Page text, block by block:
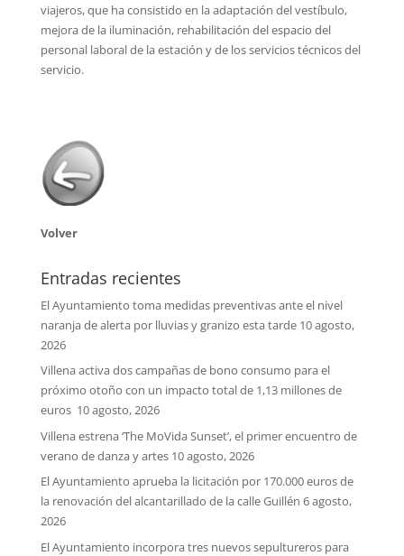
viajeros, que ha consistido en la adaptación del vestíbulo,
mejora de la iluminación, rehabilitación del espacio del
personal laboral de la estación y de los servicios técnicos del
servicio.
Volver
Entradas recientes
El Ayuntamiento toma medidas preventivas ante el nivel
naranja de alerta por lluvias y granizo esta tarde 10 agosto,
2026
Villena activa dos campañas de bono consumo para el
próximo otoño con un impacto total de 1,13 millones de
euros 10 agosto, 2026
Villena estrena ‘The MoVida Sunset’, el primer encuentro de
verano de danza y artes 10 agosto, 2026
El Ayuntamiento aprueba la licitación por 170.000 euros de
la renovación del alcantarillado de la calle Guillén 6 agosto,
2026
El Ayuntamiento incorpora tres nuevos sepultureros para